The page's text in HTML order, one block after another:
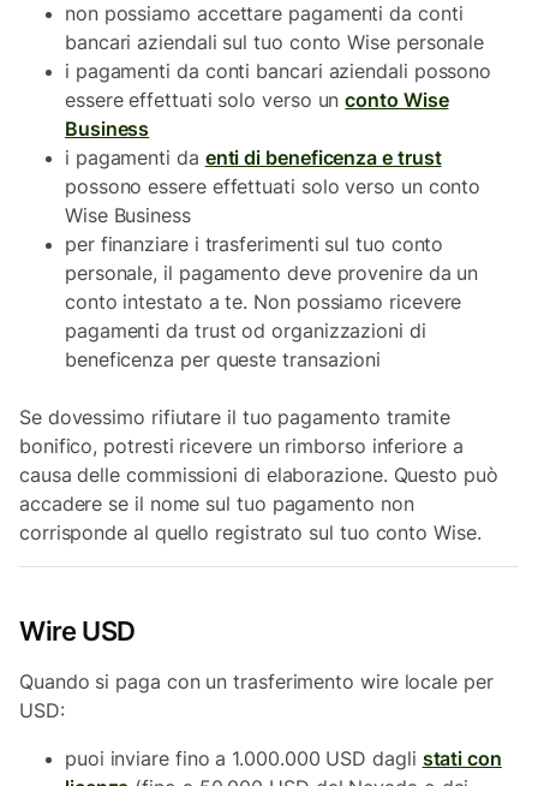
non possiamo accettare pagamenti da conti
bancari aziendali sul tuo conto Wise personale
i pagamenti da conti bancari aziendali possono
essere effettuati solo verso unconto Wise
Business
i pagamenti da enti di beneficenza e trust
possono essere effettuati solo verso un conto
Wise Business
per finanziare i trasferimenti sul tuo conto
personale, il pagamento deve provenire da un
conto intestato a te. Non possiamo ricevere
pagamenti da trust od organizzazioni di
beneficenza per queste transazioni
Se dovessimo rifiutare il tuo pagamento tramite
bonifico, potresti ricevere un rimborso inferiore a
causa delle commissioni di elaborazione. Questo può
accadere se il nome sul tuo pagamento non
corrisponde al quello registrato sul tuo conto Wise.
Wire USD
Quando si paga con un trasferimento wire locale per
USD:
puoi inviare fino a 1.000.000 USD dagli stati con